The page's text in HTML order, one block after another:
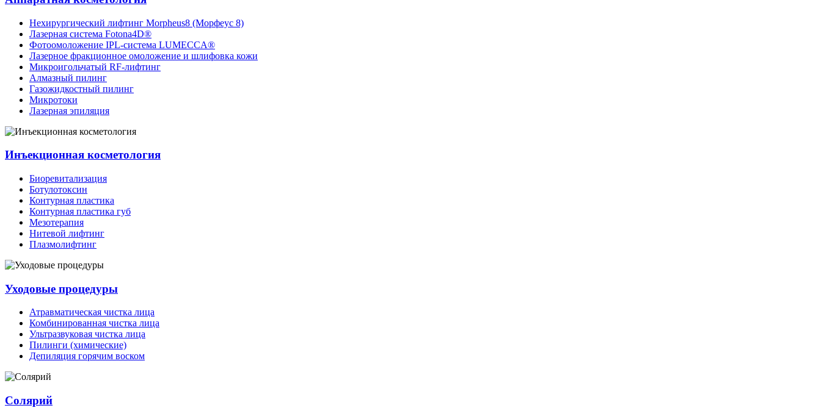
Нехирургический лифтинг Morpheus8 (Морфеус 8)
Лазерная система Fotona4D®
Фотоомоложение IPL-система LUMECCA®
Лазерное фракционное омоложение и шлифовка кожи
Микроигольчатый RF-лифтинг
Алмазный пилинг
Газожидкостный пилинг
Микротоки
Лазерная эпиляция
Инъекционная косметология
Биоревитализация
Ботулотоксин
Контурная пластика
Контурная пластика губ
Мезотерапия
Нитевой лифтинг
Плазмолифтинг
Уходовые процедуры
Атравматическая чистка лица
Комбинированная чистка лица
Ультразвуковая чистка лица
Пилинги (химические)
Депиляция горячим воском
Солярий